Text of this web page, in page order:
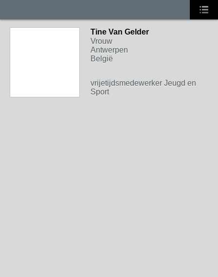
Tine Van Gelder
Vrouw
Antwerpen
België
vrijetijdsmedewerker Jeugd en
Sport